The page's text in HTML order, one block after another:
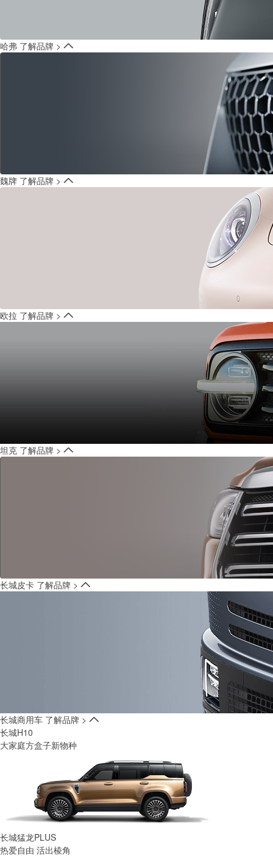
哈弗 了解品牌 >
魏牌 了解品牌 >
欧拉 了解品牌 >
坦克 了解品牌 >
长城皮卡 了解品牌 >
长城商用车 了解品牌 >
长城H10
大家庭方盒子新物种
长城猛龙PLUS
热爱自由 活出棱角